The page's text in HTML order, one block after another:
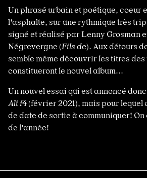
Un phrasé urbain et poétique, coeur
l'asphalte, sur une rythmique très
signé et réalisé par Lenny Grosman
Négrevergne (Fils de). Aux détours
semble même découvrir les titres
constitueront le nouvel album...
Un nouvel essai qui est annoncé
Alt f4(février 2021), mais pour lequel
de date de sortie à communiquer!
de l'année!